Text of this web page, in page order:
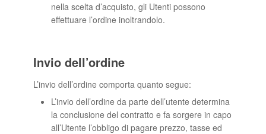
nella scelta d’acquisto, gli Utenti possono
effettuare l’ordine inoltrandolo.
Invio dell’ordine
L’invio dell’ordine comporta quanto segue:
L’invio dell’ordine da parte dell’utente determina
la conclusione del contratto e fa sorgere in capo
all’Utente l’obbligo di pagare prezzo, tasse ed